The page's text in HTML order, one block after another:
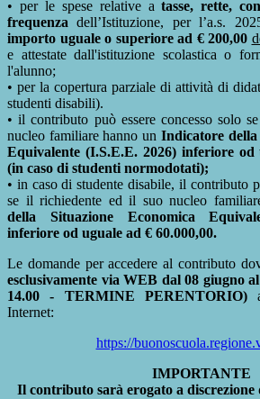
• per le spese relative a tasse, rette,
frequenzadell’Istituzione, per l’a.s.
importo uguale o superiore ad € 200,00
e attestate dall'istituzione scolastica o
l'alunno;
• per la copertura parziale di attività di
studenti disabili).
• il contributo può essere concesso solo
nucleo familiare hanno un Indicatore della
Equivalente (I.S.E.E. 2026) inferiore od
(in caso di studenti normodotati);
• in caso di studente disabile, il contributo
se il richiedente ed il suo nucleo
della Situazione Economica
inferiore od uguale ad € 60.000,00.
Le domande per accedere al contributo
esclusivamente via WEB dal 08 giugno
14.00 - TERMINE PERENTORIO)
Internet:
https://
IMPORTANTE
Il contributo sarà erogato a discrezione